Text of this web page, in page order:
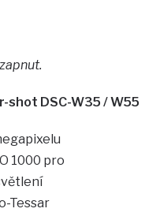
shot DSC-W35 / W55
1000 pro
Tessar